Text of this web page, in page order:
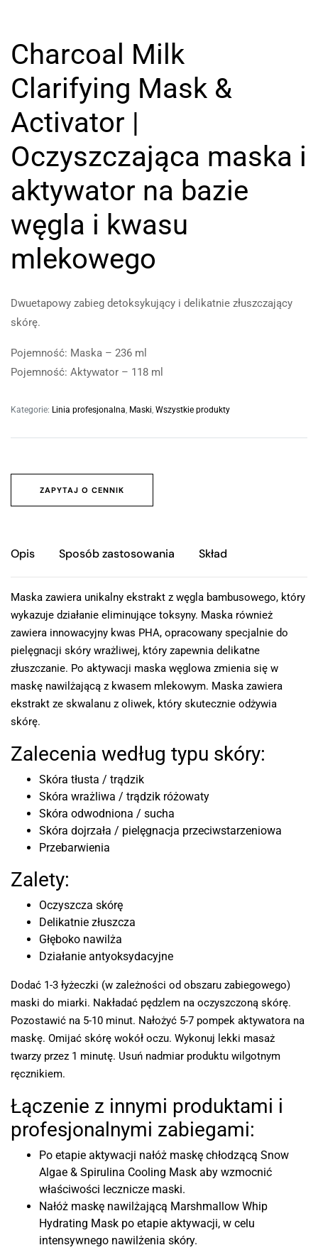
Charcoal Milk
Clarifying Mask &
Activator |
Oczyszczająca maska i
aktywator na bazie
węgla i kwasu
mlekowego
Dwuetapowy zabieg detoksykujący i delikatnie złuszczający
skórę.
Pojemność: Maska – 236 ml
Pojemność: Aktywator – 118 ml
Kategorie: Linia profesjonalna, Maski, Wszystkie produkty
ZAPYTAJ O CENNIK
Opis Sposób zastosowania Skład
Maska zawiera unikalny ekstrakt z węgla bambusowego, który
wykazuje działanie eliminujące toksyny. Maska również
zawiera innowacyjny kwas PHA, opracowany specjalnie do
pielęgnacji skóry wrażliwej, który zapewnia delikatne
złuszczanie. Po aktywacji maska węglowa zmienia się w
maskę nawilżającą z kwasem mlekowym. Maska zawiera
ekstrakt ze skwalanu z oliwek, który skutecznie odżywia
skórę.
Zalecenia według typu skóry:
Skóra tłusta / trądzik
Skóra wrażliwa / trądzik różowaty
Skóra odwodniona / sucha
Skóra dojrzała / pielęgnacja przeciwstarzeniowa
Przebarwienia
Zalety:
Oczyszcza skórę
Delikatnie złuszcza
Głęboko nawilża
Działanie antyoksydacyjne
Dodać 1-3 łyżeczki (w zależności od obszaru zabiegowego)
maski do miarki. Nakładać pędzlem na oczyszczoną skórę.
Pozostawić na 5-10 minut. Nałożyć 5-7 pompek aktywatora na
maskę. Omijać skórę wokół oczu. Wykonuj lekki masaż
twarzy przez 1 minutę. Usuń nadmiar produktu wilgotnym
ręcznikiem.
Łączenie z innymi produktami i
profesjonalnymi zabiegami:
Po etapie aktywacji nałóż maskę chłodzącą Snow
Algae & Spirulina Cooling Mask aby wzmocnić
właściwości lecznicze maski.
Nałóż maskę nawilżającą Marshmallow Whip
Hydrating Mask po etapie aktywacji, w celu
intensywnego nawilżenia skóry.